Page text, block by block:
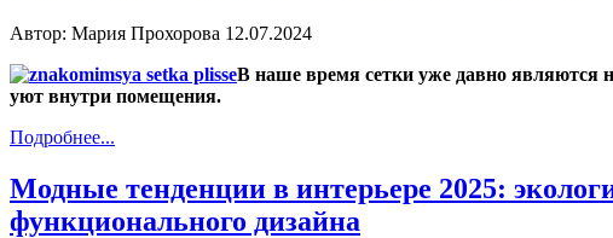
Автор: Мария Прохорова 12.07.2024
В наше время сетки уже давно являются
уют внутри помещения.
Подробнее...
Модные тенденции в интерьере 2025:
функционального дизайна